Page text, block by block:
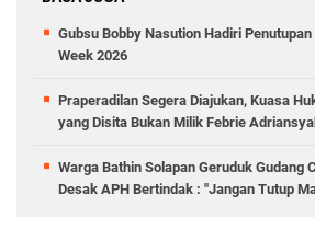
Gubsu Bobby Nasution Hadiri
Week 2026
Praperadilan Segera Diajukan, Kuasa
yang Disita Bukan Milik Febrie
Warga Bathin Solapan Geruduk Gudang
Desak APH Bertindak : "Jangan Tutup